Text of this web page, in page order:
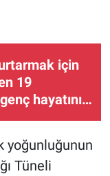
için
19
hayatını
yoğunluğunun
Tüneli